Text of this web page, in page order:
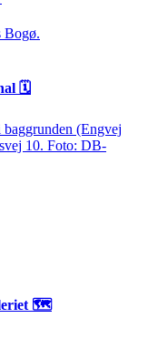
🗓
🗺